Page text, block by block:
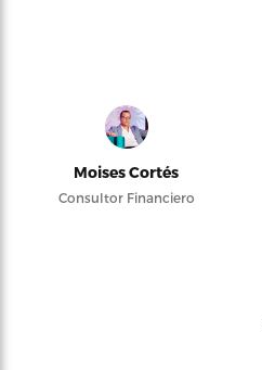
Moises Cortés
Consultor Financiero